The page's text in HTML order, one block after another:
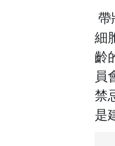
帶
細
齡
員
禁
是